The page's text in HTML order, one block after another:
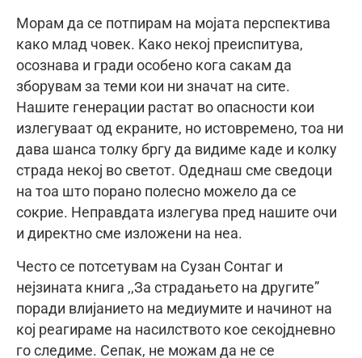
Морам да се потпирам на мојата перспектива
како млад човек. Kaко некој преиспитува,
осознава и гради особено кога сакам да
зборувам за теми кои ни значат на сите.
Нашите генерации растат во опасности кои
излегуваат од екраните, но истовремено, тоа ни
дава шанса толку бргу да видиме каде и колку
страда некој во светот. Одеднаш сме сведоци
на тоа што порано полесно можело да се
сокрие. Неправдата излегува пред нашите очи
и директно сме изложени на неа.
Често се потсетувам на Сузан Сонтаг и
нејзината книга ,,За страдањето на другите”
поради влијанието на медиумите и начинот на
кој реагираме на насилството кое секојдневно
го следиме. Сепак, не можам да не се